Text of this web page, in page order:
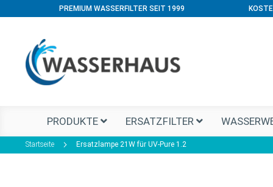
PREMIUM WASSERFILTER SEIT 1999
PRODUKTE ERSATZFILTER
Startseite Ersatzlampe 21W für UV-Pure 1.2